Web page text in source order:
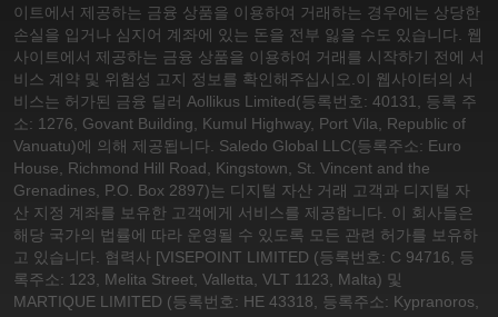
이트에서 제공하는 금융 상품을 이용하여 거래하는 경우에는 상당한
손실을 입거나 심지어 계좌에 있는 돈을 전부 잃을 수도 있습니다. 웹
사이트에서 제공하는 금융 상품을 이용하여 거래를 시작하기 전에 서
비스 계약 및 위험성 고지 정보를 확인해주십시오. 이 웹사이터의 서
비스는 허가된 금융 딜러 Aollikus Limited(등록번호: 40131, 등록 주
소: 1276, Govant Building, Kumul Highway, Port Vila, Republic of
Vanuatu)에 의해 제공됩니다. Saledo Global LLC(등록주소: Euro
House, Richmond Hill Road, Kingstown, St. Vincent and the
Grenadines, P.O. Box 2897)는 디지털 자산 거래 고객과 디지털 자
산 지정 계좌를 보유한 고객에게 서비스를 제공합니다. 이 회사들은
해당 국가의 법률에 따라 운영될 수 있도록 모든 관련 허가를 보유하
고 있습니다. 협력사 [VISEPOINT LIMITED (등록번호: C 94716, 등
록주소: 123, Melita Street, Valletta, VLT 1123, Malta) 및
MARTIQUE LIMITED (등록번호: HE 43318, 등록주소: Kypranoros,